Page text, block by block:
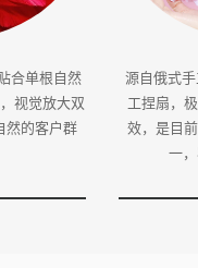
合单根自然
视觉放大双
然的客户群
源自俄式
工捏扇，
效，是目
一